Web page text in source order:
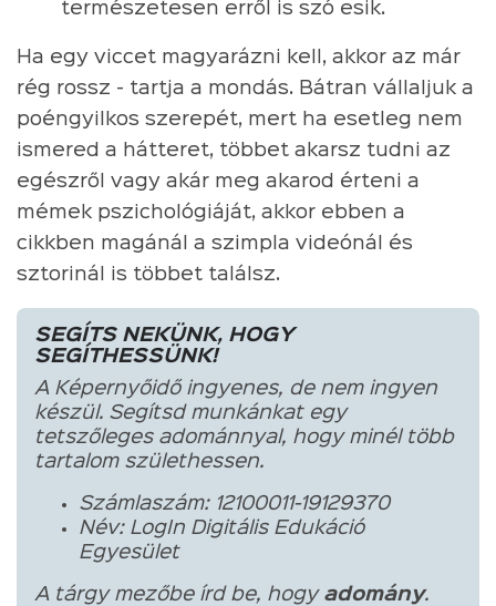
természetesen erről is szó esik.
Ha egy viccet magyarázni kell, akkor az már
rég rossz - tartja a mondás. Bátran vállaljuk a
poéngyilkos szerepét, mert ha esetleg nem
ismered a hátteret, többet akarsz tudni az
egészről vagy akár meg akarod érteni a
mémek pszichológiáját, akkor ebben a
cikkben magánál a szimpla videónál és
sztorinál is többet találsz.
SEGÍTS NEKÜNK, HOGY
SEGÍTHESSÜNK!
A Képernyőidő ingyenes, de nem ingyen
készül. Segítsd munkánkat egy
tetszőleges adománnyal, hogy minél több
tartalom születhessen.
Számlaszám: 12100011-19129370
Név: LogIn Digitális Edukáció
Egyesület
A tárgy mezőbe írd be, hogy adomány.